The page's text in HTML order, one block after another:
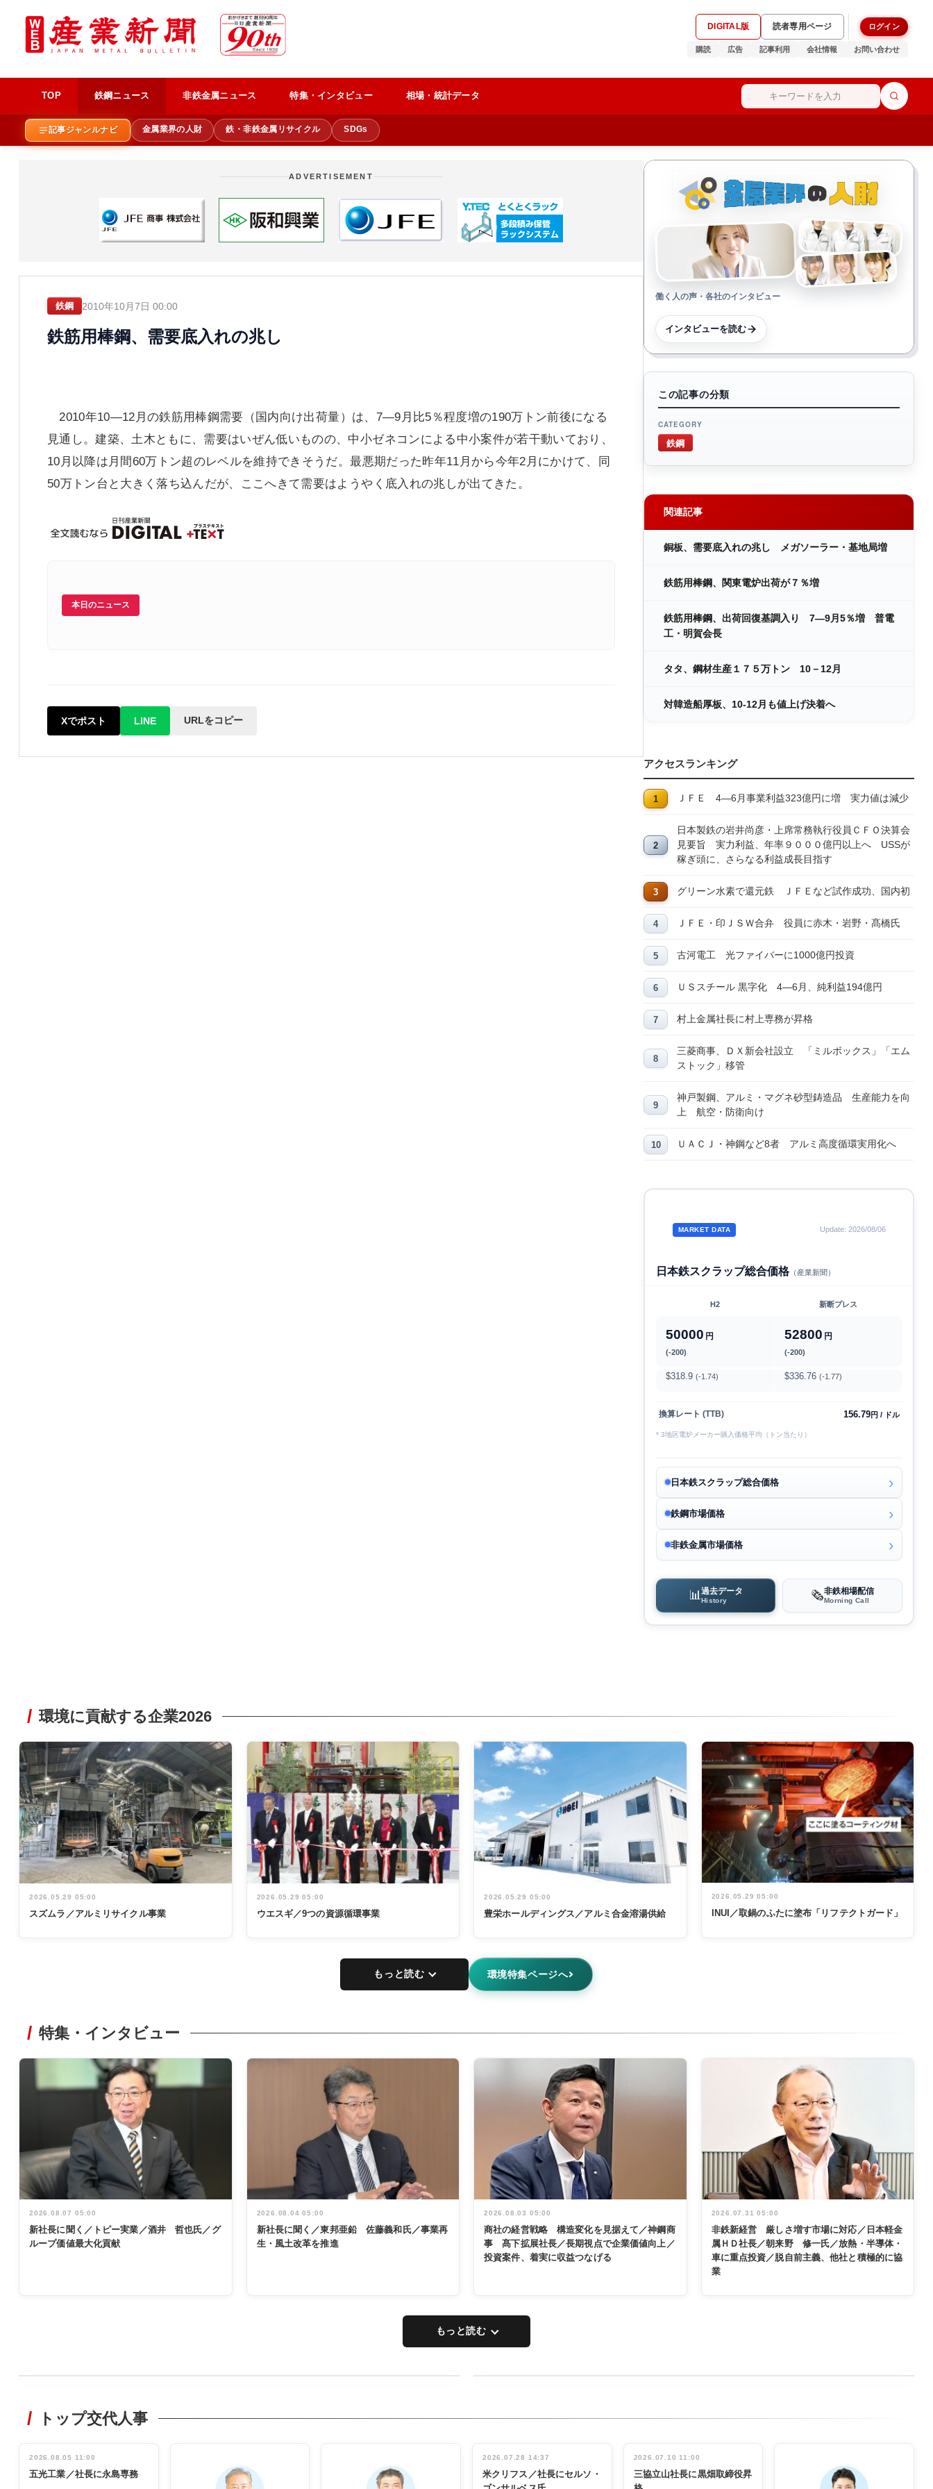
DIGITAL版 読者専用ページ ログイン
購読 広告 記事利用 会社情報 お問い合わせ
TOP 鉄鋼ニュース 非鉄金属ニュース 特集・インタビュー 相場・統計データ
記事ジャンルナビ 金属業界の人財 鉄・非鉄金属リサイクル SDGs
ADVERTISEMENT
鉄鋼 2010年10月7日 00:00
鉄筋用棒鋼、需要底入れの兆し
2010年10―12月の鉄筋用棒鋼需要（国内向け出荷量）は、7―9月比5％程度増の190万トン前後になる
見通し。建築、土木ともに、需要はいぜん低いものの、中小ゼネコンによる中小案件が若干動いており、
10月以降は月間60万トン超のレベルを維持できそうだ。最悪期だった昨年11月から今年2月にかけて、同
50万トン台と大きく落ち込んだが、ここへきて需要はようやく底入れの兆しが出てきた。
本日のニュース
Xでポスト LINE URLをコピー
働く人の声・各社のインタビュー
インタビューを読む
この記事の分類
CATEGORY
鉄鋼
関連記事
銅板、需要底入れの兆し メガソーラー・基地局増
鉄筋用棒鋼、関東電炉出荷が７％増
鉄筋用棒鋼、出荷回復基調入り 7―9月5％増 普電
工・明賀会長
タタ、鋼材生産１７５万トン 10－12月
対韓造船厚板、10-12月も値上げ決着へ
アクセスランキング
ＪＦＥ 4―6月事業利益323億円に増 実力値は減少
日本製鉄の岩井尚彦・上席常務執行役員ＣＦＯ決算会
見要旨 実力利益、年率９０００億円以上へ USSが
稼ぎ頭に、さらなる利益成長目指す
グリーン水素で還元鉄 ＪＦＥなど試作成功、国内初
ＪＦＥ・印ＪＳＷ合弁 役員に赤木・岩野・髙橋氏
古河電工 光ファイバーに1000億円投資
ＵＳスチール 黒字化 4―6月、純利益194億円
村上金属社長に村上専務が昇格
三菱商事、ＤＸ新会社設立 「ミルボックス」「エム
ストック」移管
神戸製鋼、アルミ・マグネ砂型鋳造品 生産能力を向
上 航空・防衛向け
ＵＡＣＪ・神鋼など8者 アルミ高度循環実用化へ
MARKET DATA Update: 2026/08/06
日本鉄スクラップ総合価格（産業新聞）
H2 新断プレス
50000 円
(-200)
52800 円
(-200)
$318.9 (-1.74) $336.76 (-1.77)
換算レート (TTB) 156.79円 / ドル
* 3地区電炉メーカー購入価格平均（トン当たり）
日本鉄スクラップ総合価格
鉄鋼市場価格
非鉄金属市場価格
📊 過去データ
History 🗞️非鉄相場配信
Morning Call
環境に貢献する企業2026
2026.05.29 05:00
スズムラ／アルミリサイクル事業
2026.05.29 05:00
ウエスギ／9つの資源循環事業
2026.05.29 05:00
豊栄ホールディングス／アルミ合金溶湯供給
2026.05.29 05:00
INUI／取鍋のふたに塗布「リフテクトガード」
もっと読む 環境特集ページへ
特集・インタビュー
2026.08.07 05:00
新社長に聞く／トピー実業／酒井 哲也氏／グ
ループ価値最大化貢献
2026.08.04 05:00
新社長に聞く／東邦亜鉛 佐藤義和氏／事業再
生・風土改革を推進
2026.08.03 05:00
商社の経営戦略 構造変化を見据えて／神鋼商
事 髙下拡展社長／長期視点で企業価値向上／
投資案件、着実に収益つなげる
2026.07.31 05:00
非鉄新経営 厳しさ増す市場に対応／日本軽金
属ＨＤ社長／朝来野 修一氏／放熱・半導体・
車に重点投資／脱自前主義、他社と積極的に協
業
もっと読む
非鉄業界で
管理職編
インタビュ
ー／社内ア
INTERVIEW
念祝う 業界
関係者ら220
人出席
トップ交代人事
2026.08.05 11:00
五光工業／社長に永島専務
2026.07.28 14:37
米クリフス／社長にセルソ・
2026.07.10 11:00
三協立山社長に黒畑取締役昇